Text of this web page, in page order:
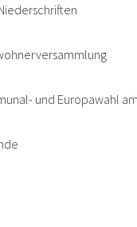
und Europawahl am